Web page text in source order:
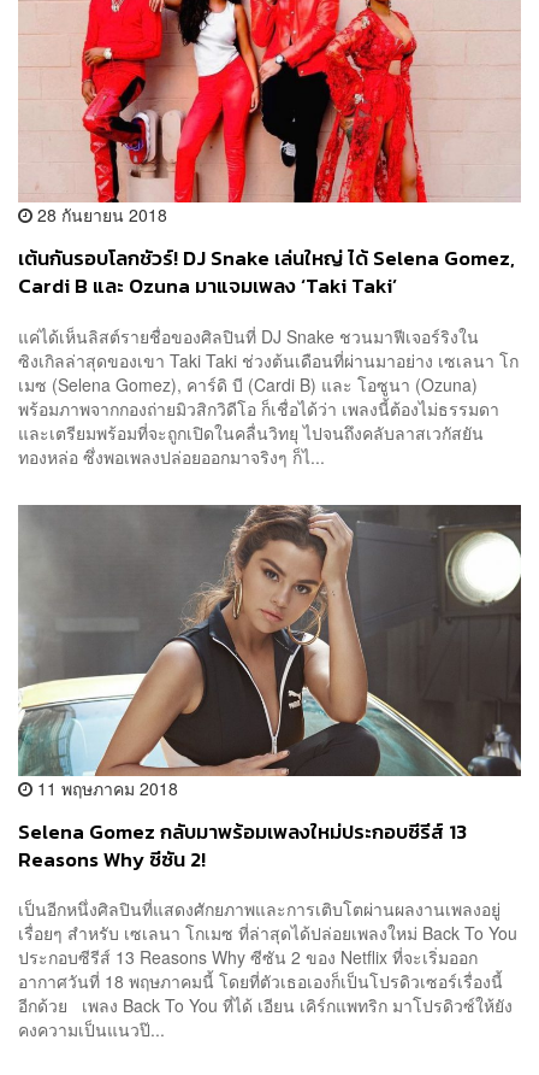
28 กันยายน 2018
เต้นกันรอบโลกชัวร์! DJ Snake เล่นใหญ่ ได้ Selena Gomez,
Cardi B และ Ozuna มาแจมเพลง ‘Taki Taki’
แค่ได้เห็นลิสต์รายชื่อของศิลปินที่ DJ Snake ชวนมาฟีเจอร์ริงใน
ซิงเกิลล่าสุดของเขา Taki Taki ช่วงต้นเดือนที่ผ่านมาอย่าง เซเลนา โก
เมซ (Selena Gomez), คาร์ดิ บี (Cardi B) และ โอซูนา (Ozuna)
พร้อมภาพจากกองถ่ายมิวสิกวิดีโอ ก็เชื่อได้ว่า เพลงนี้ต้องไม่ธรรมดา
และเตรียมพร้อมที่จะถูกเปิดในคลื่นวิทยุ ไปจนถึงคลับลาสเวกัสยัน
ทองหล่อ ซึ่งพอเพลงปล่อยออกมาจริงๆ ก็ไ...
11 พฤษภาคม 2018
Selena Gomez กลับมาพร้อมเพลงใหม่ประกอบซีรีส์ 13
Reasons Why ซีซัน 2!
เป็นอีกหนึ่งศิลปินที่แสดงศักยภาพและการเติบโตผ่านผลงานเพลงอยู่
เรื่อยๆ สำหรับ เซเลนา โกเมซ ที่ล่าสุดได้ปล่อยเพลงใหม่ Back To You
ประกอบซีรีส์ 13 Reasons Why ซีซัน 2 ของ Netflix ที่จะเริ่มออก
อากาศวันที่ 18 พฤษภาคมนี้ โดยที่ตัวเธอเองก็เป็นโปรดิวเซอร์เรื่องนี้
อีกด้วย เพลง Back To You ที่ได้ เอียน เคิร์กแพทริก มาโปรดิวซ์ให้ยัง
คงความเป็นแนวป๊...